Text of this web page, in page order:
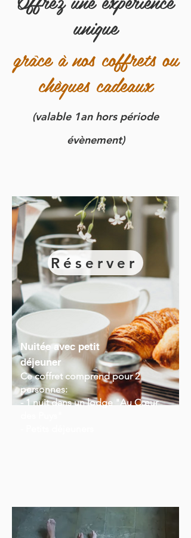
unique
grâce à nos coffrets ou
chèques cadeaux
(valable 1anhors période
évènement)
Nuitée avec petit
déjeuner
Ce coffret comprend pour 2
personnes:
- 1 nuit dans un lodge "Au Cœur
Réserver